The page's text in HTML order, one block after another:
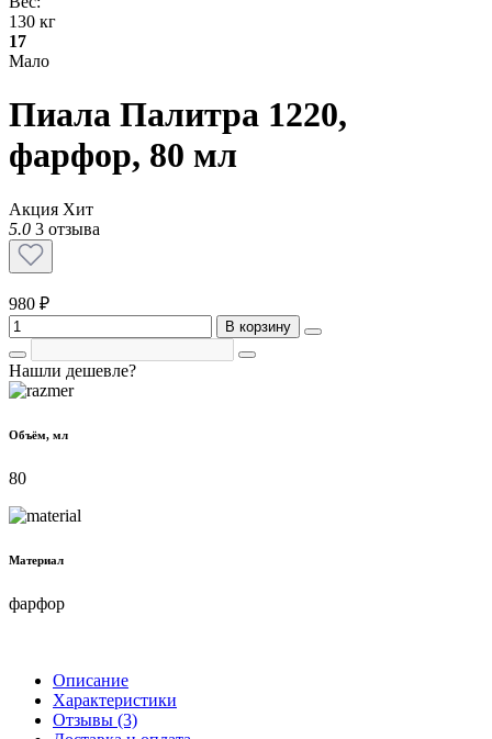
130 кг
17
Мало
Пиала Палитра 1220,
фарфор, 80 мл
Акция Хит
5.0 3 отзыва
980 ₽
В корзину
Нашли дешевле?
Объём, мл
80
Материал
фарфор
Описание
Характеристики
Отзывы (3)